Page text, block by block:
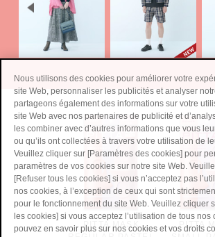
PITTA MASK
PITTA
Nous utilisons des cookies pour améliorer votre
site Web, personnaliser les publicités et analyser
partageons également des informations sur votre
site Web avec nos partenaires de publicité et
les combiner avec d’autres informations que vous
ou qu’ils ont collectées à travers votre utilisation de
Veuillez cliquer sur [Paramètres des cookies] pour
paramètres de vos cookies sur notre site Web.
[Refuser tous les cookies] si vous n’acceptez pas
nos cookies, à l’exception de ceux qui sont
pour le fonctionnement du site Web. Veuillez cliquer
les cookies] si vous acceptez l’utilisation de tous nos
pouvez en savoir plus sur nos cookies et vos droits